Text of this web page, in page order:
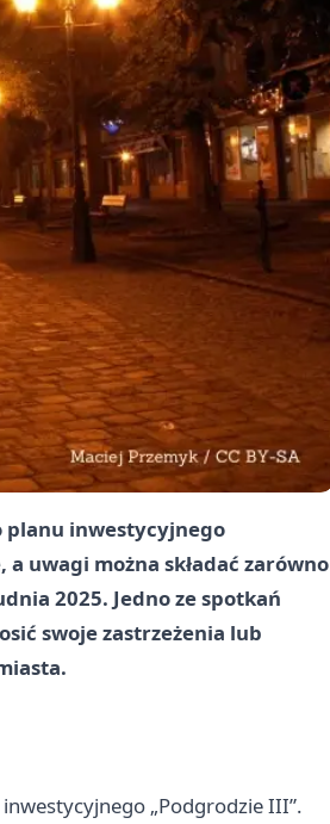
planu inwestycyjnego
uwagi można składać zarówno
2025. Jedno ze spotkań
swoje zastrzeżenia lub
„Podgrodzie III”.